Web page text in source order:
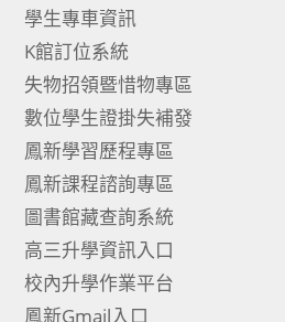
學生專車資訊
K館訂位系統
失物招領暨惜物專區
數位學生證掛失補發
鳳新學習歷程專區
鳳新課程諮詢專區
圖書館藏查詢系統
高三升學資訊入口
校內升學作業平台
鳳新Gmail入口